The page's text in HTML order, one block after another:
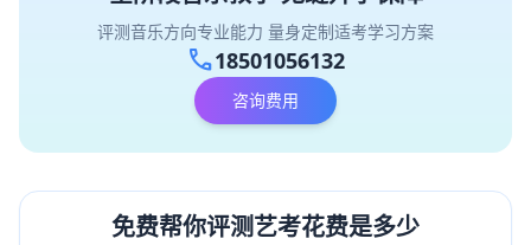
评测音乐方向专业能力 量身定制适考学习方案
call18501056132
咨询费用
免费帮你评测艺考花费是多少